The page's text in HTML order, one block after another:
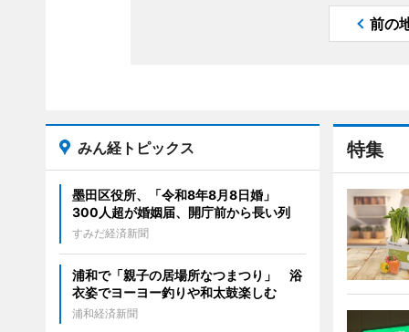
前の
特集
みん経トピックス
墨田区役所、「令和8年8月8日婚」
300人超が婚姻届、開庁前から長い列
すみだ経済新聞
浦和で「親子の居場所なつまつり」 浴
衣姿でヨーヨー釣りや和太鼓楽しむ
浦和経済新聞